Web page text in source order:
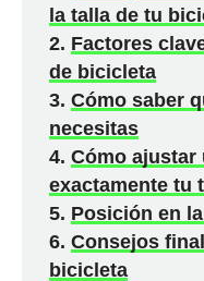
la talla de tu
Factores
de bicicleta
Cómo saber
necesitas
Cómo ajustar
exactamente tu
Posición en
Consejos
bicicleta